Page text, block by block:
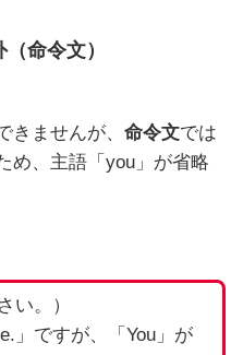
命令文）
きませんが、 命令文では
め、主語「you」が省略
い。）
」ですが、「You」が